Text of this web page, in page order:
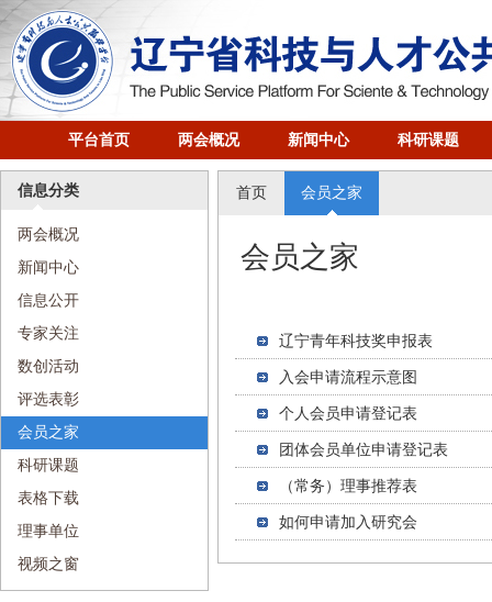
平台首页 两会概况 新闻中心 科研课题
信息分类
两会概况
新闻中心
信息公开
专家关注
数创活动
评选表彰
会员之家
科研课题
表格下载
理事单位
视频之窗
首页 会员之家
会员之家
辽宁青年科技奖申报表
入会申请流程示意图
个人会员申请登记表
团体会员单位申请登记表
（常务）理事推荐表
如何申请加入研究会